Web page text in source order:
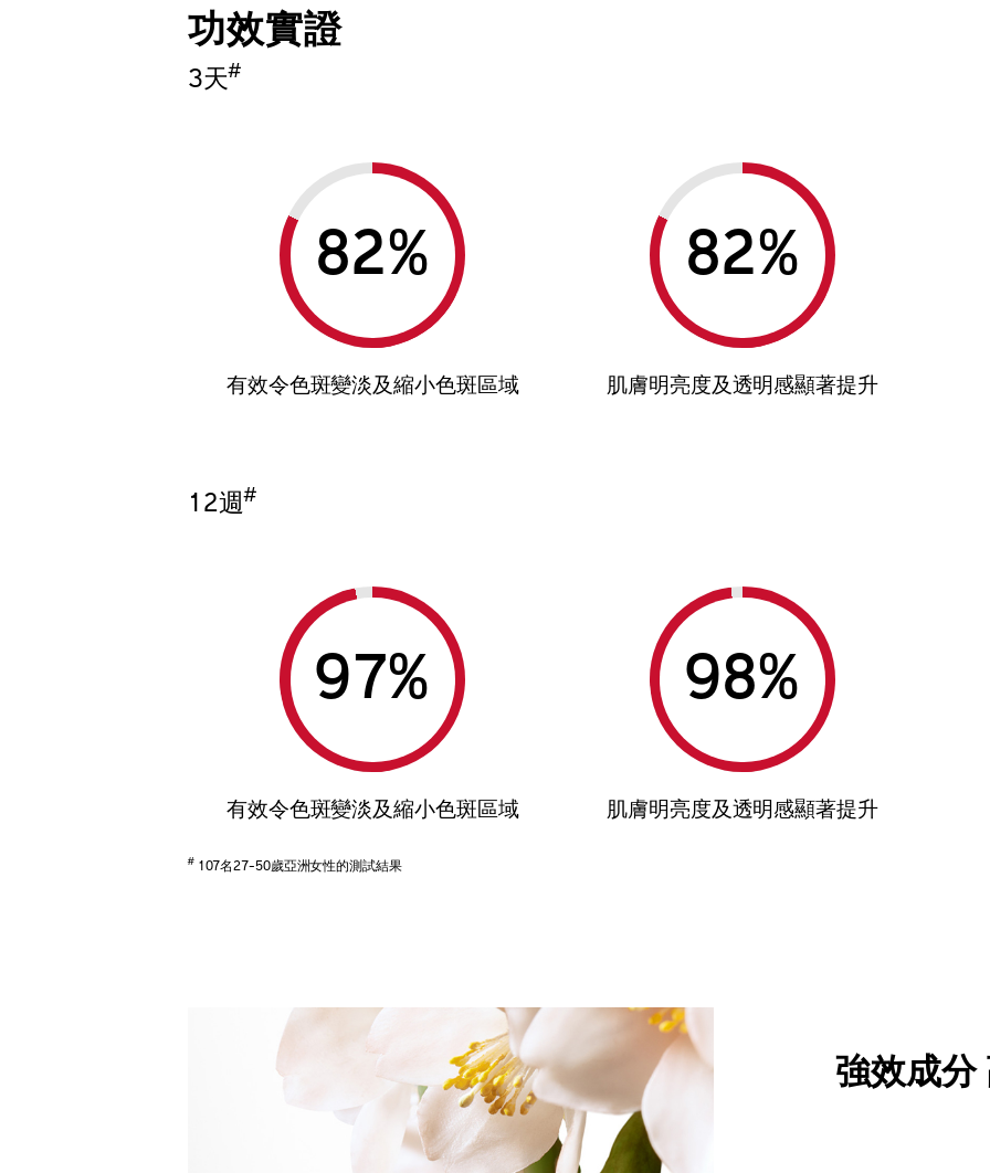
功效實證
3天#
%
有效令色斑變淡及縮小色斑區域
%
肌膚明亮度及透明感顯著提升
12週#
%
有效令色斑變淡及縮小色斑區域
%
肌膚明亮度及透明感顯著提升
#107名27-50歲亞洲女性的測試結果
強效成分